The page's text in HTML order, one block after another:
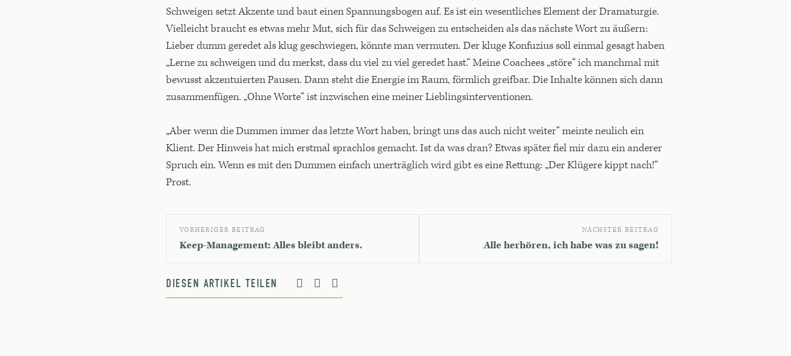
Schweigen setzt Akzente und baut einen Spannungsbogen auf. Es ist ein wesentliches Element der Dramaturgie.
Vielleicht braucht es etwas mehr Mut, sich für das Schweigen zu entscheiden als das nächste Wort zu äußern:
Lieber dumm geredet als klug geschwiegen, könnte man vermuten. Der kluge Konfuzius soll einmal gesagt haben
„Lerne zu schweigen und du merkst, dass du viel zu viel geredet hast.“ Meine Coachees „störe“ ich manchmal mit
bewusst akzentuierten Pausen. Dann steht die Energie im Raum, förmlich greifbar. Die Inhalte können sich dann
zusammenfügen. „Ohne Worte“ ist inzwischen eine meiner Lieblingsinterventionen.
„Aber wenn die Dummen immer das letzte Wort haben, bringt uns das auch nicht weiter“ meinte neulich ein
Klient. Der Hinweis hat mich erstmal sprachlos gemacht. Ist da was dran? Etwas später fiel mir dazu ein anderer
Spruch ein. Wenn es mit den Dummen einfach unerträglich wird gibt es eine Rettung: „Der Klügere kippt nach!“
Prost.
VORHERIGER BEITRAG
Keep-Management: Alles bleibt anders.
NÄCHSTER BEITRAG
Alle herhören, ich habe was zu sagen!
DIESEN ARTIKEL TEILEN